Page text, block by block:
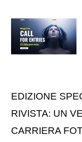
EDIZIONE
RIVISTA: UN
CARRIERA